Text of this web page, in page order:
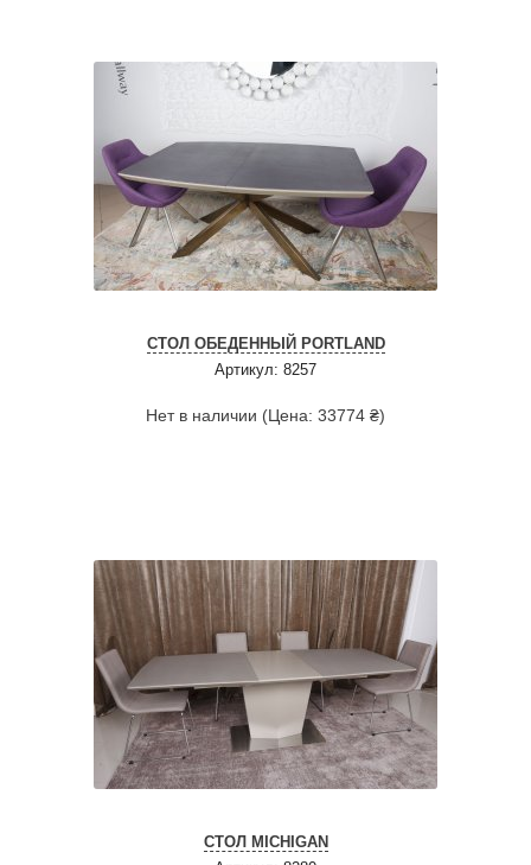
СТОЛ ОБЕДЕННЫЙ PORTLAND
Артикул: 8257
Нет в наличии (Цена: 33774 ₴)
СТОЛ MICHIGAN